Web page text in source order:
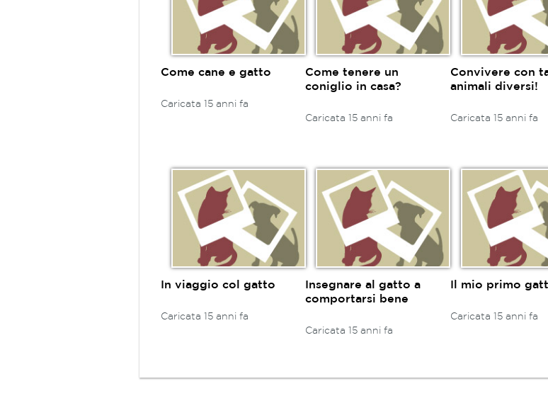
Come cane e gatto
Caricata 15 anni fa
Come tenere un
coniglio in casa?
Caricata 15 anni fa
Convivere con
animali diversi!
Caricata 15 anni fa
In viaggio col gatto
Caricata 15 anni fa
Insegnare al gatto a
comportarsi bene
Caricata 15 anni fa
Il mio primo
Caricata 15 anni fa